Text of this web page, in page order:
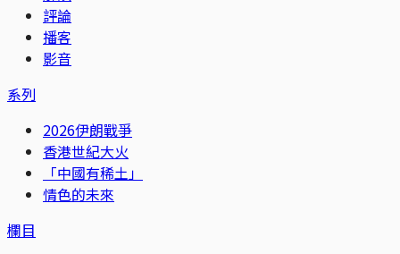
評論
播客
影音
系列
2026伊朗戰爭
香港世紀大火
「中國有稀土」
情色的未來
欄目